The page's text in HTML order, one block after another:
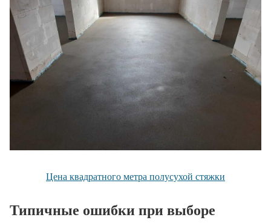
Цена квадратного метра полусухой стяжки
Типичные ошибки при выборе